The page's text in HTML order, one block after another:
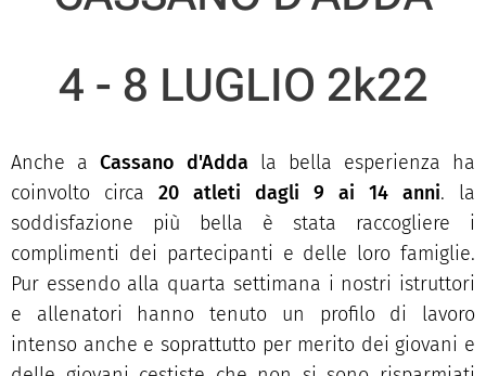
4 - 8 LUGLIO 2k22
Anche a Cassano d'Adda la bella esperienza ha
coinvolto circa 20 atleti dagli 9 ai 14 anni. la
soddisfazione più bella è stata raccogliere i
complimenti dei partecipanti e delle loro famiglie.
Pur essendo alla quarta settimana i nostri istruttori
e allenatori hanno tenuto un profilo di lavoro
intenso anche e soprattutto per merito dei giovani e